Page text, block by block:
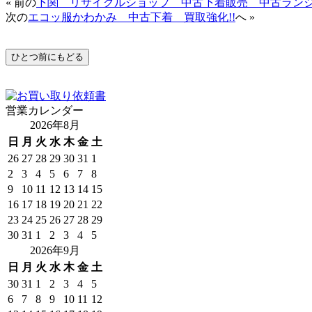
次のエコッ服かわかみ 中古下着 買取強化!!へ »
営業カレンダー
2026年8月
日
月 火 水 木 金 土
26 27 28 29 30 31 1
2
3 4 5 6 7
8
9
10 11 12 13 14 15
16 17 18 19 20 21 22
23 24 25 26 27 28 29
30 31 1 2 3 4
5
2026年9月
日
月 火 水 木 金 土
30 31 1 2 3 4
5
6
7 8 9 10 11 12